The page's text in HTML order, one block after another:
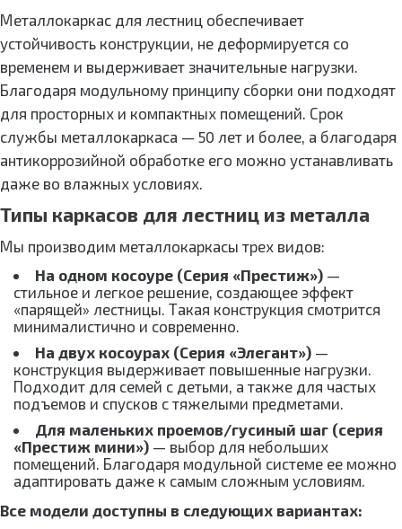
Металлокаркас для лестниц обеспечивает
устойчивость конструкции, не деформируется со
временем и выдерживает значительные нагрузки.
Благодаря модульному принципу сборки они подходят
для просторных и компактных помещений. Срок
службы металлокаркаса — 50 лет и более, а благодаря
антикоррозийной обработке его можно устанавливать
даже во влажных условиях.
Типы каркасов для лестниц из металла
Мы производим металлокаркасы трех видов:
На одном косоуре (Серия «Престиж») —
стильное и легкое решение, создающее эффект
«парящей» лестницы. Такая конструкция смотрится
минималистично и современно.
На двух косоурах (Серия «Элегант») —
конструкция выдерживает повышенные нагрузки.
Подходит для семей с детьми, а также для частых
подъемов и спусков с тяжелыми предметами.
Для маленьких проемов/гусиный шаг (серия
«Престиж мини») — выбор для небольших
помещений. Благодаря модульной системе ее можно
адаптировать даже к самым сложным условиям.
Все модели доступны в следующих вариантах: